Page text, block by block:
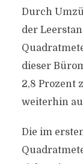
Durch
der
dieser
2,8 Prozent
weiterhin
Die im